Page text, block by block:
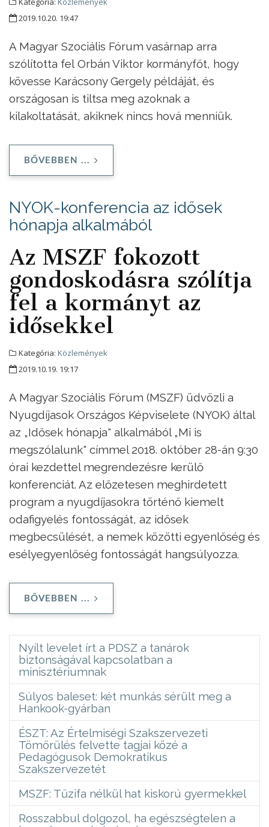
2019.10.20. 19:47
A Magyar Szociális Fórum vasárnap arra
szólította fel Orbán Viktor kormányfőt, hogy
kövesse Karácsony Gergely példáját, és
országosan is tiltsa meg azoknak a
kilakoltatását, akiknek nincs hová menniük.
BŐVEBBEN ...
NYOK-konferencia az idősek
hónapja alkalmából
Az MSZF fokozott
gondoskodásra szólítja
fel a kormányt az
idősekkel
Kategória: Közlemények
2019.10.19. 19:17
A Magyar Szociális Fórum (MSZF) üdvözli a
Nyugdíjasok Országos Képviselete (NYOK) által
az „Idősek hónapja" alkalmából „Mi is
megszólalunk" címmel 2018. október 28-án 9:30
órai kezdettel megrendezésre kerülő
konferenciát. Az előzetesen meghirdetett
program a nyugdíjasokra történő kiemelt
odafigyelés fontosságát, az idősek
megbecsülését, a nemek közötti egyenlőség és
esélyegyenlőség fontosságát hangsúlyozza.
BŐVEBBEN ...
Nyílt levelet írt a PDSZ a tanárok
biztonságával kapcsolatban a
minisztériumnak
Súlyos baleset: két munkás sérült meg a
Hankook-gyárban
ÉSZT: Az Értelmiségi Szakszervezeti
Tömörülés felvette tagjai közé a
Pedagógusok Demokratikus
Szakszervezetét
MSZF: Tűzifa nélkül hat kiskorú gyermekkel
Rosszabbul dolgozol, ha egészségtelen a